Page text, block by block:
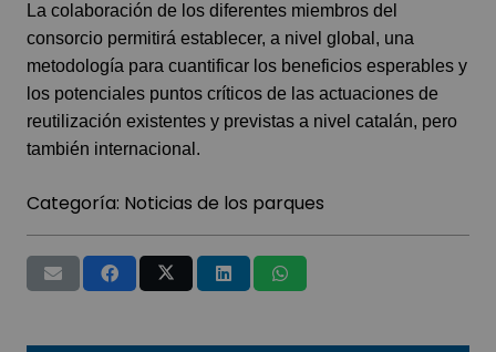
La colaboración de los diferentes miembros del
consorcio permitirá establecer, a nivel global, una
metodología para cuantificar los beneficios esperables y
los potenciales puntos críticos de las actuaciones de
reutilización existentes y previstas a nivel catalán, pero
también internacional.
Categoría: Noticias de los parques